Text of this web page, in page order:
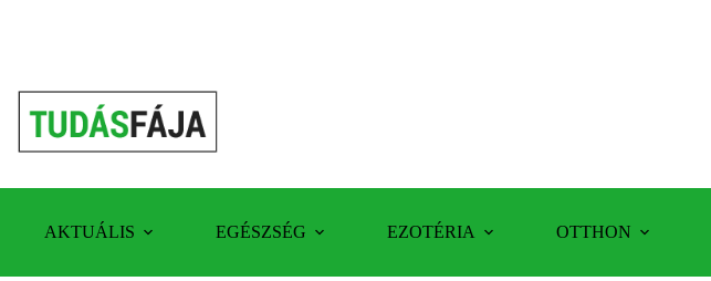
AKTUÁLIS EGÉSZSÉG EZOTÉRIA OTTHON